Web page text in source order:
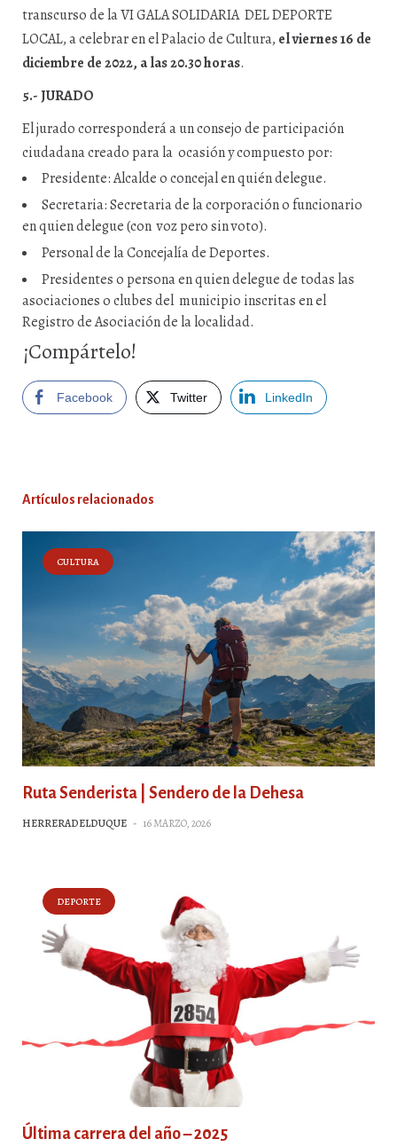
transcurso de la VI GALA SOLIDARIA DEL DEPORTE
LOCAL, a celebrar en el Palacio de Cultura, el viernes 16 de
diciembre de 2022, a las 20.30 horas.
5.- JURADO
El jurado corresponderá a un consejo de participación
ciudadana creado para la ocasión y compuesto por:
Presidente: Alcalde o concejal en quién delegue.
Secretaria: Secretaria de la corporación o funcionario
en quien delegue (con voz pero sin voto).
Personal de la Concejalía de Deportes.
Presidentes o persona en quien delegue de todas las
asociaciones o clubes del municipio inscritas en el
Registro de Asociación de la localidad.
¡Compártelo!
Facebook Twitter LinkedIn
Artículos relacionados
CULTURA
Ruta Senderista | Sendero de la Dehesa
HERRERADELDUQUE - 16 MARZO, 2026
DEPORTE
Última carrera del año – 2025